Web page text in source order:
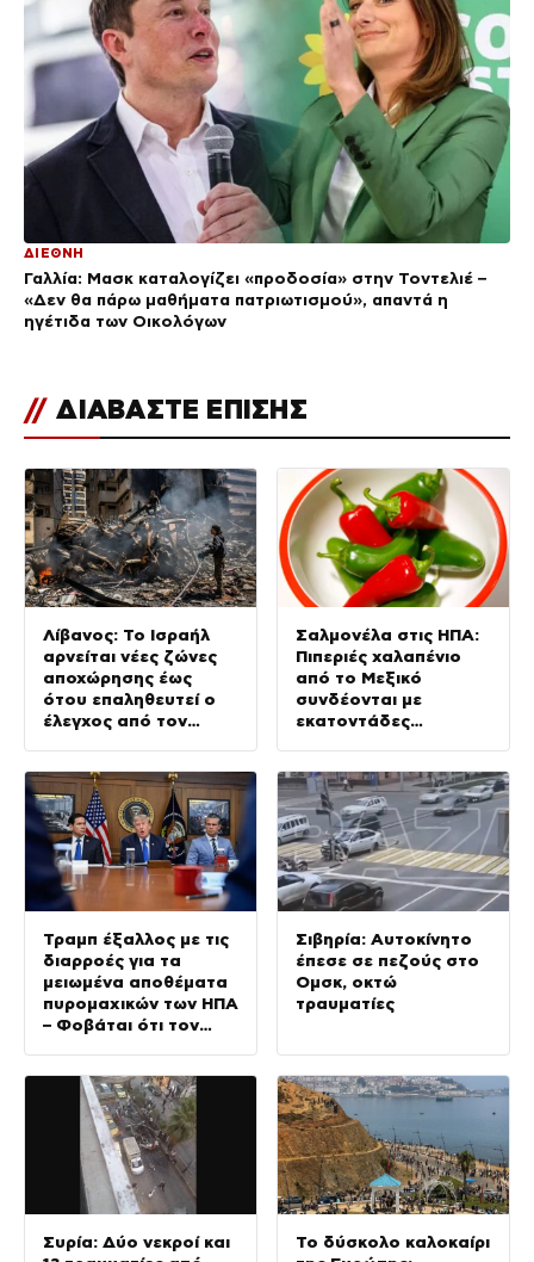
ΔΙΕΘΝΗ
Γαλλία: Μασκ καταλογίζει «προδοσία» στην Τοντελιέ –
«Δεν θα πάρω μαθήματα πατριωτισμού», απαντά η
ηγέτιδα των Οικολόγων
// ΔΙΑΒΑΣΤΕ ΕΠΙΣΗΣ
Λίβανος: Το Ισραήλ
αρνείται νέες ζώνες
αποχώρησης έως
ότου επαληθευτεί ο
έλεγχος από τον
Σαλμονέλα στις ΗΠΑ:
Πιπεριές χαλαπένιο
από το Μεξικό
συνδέονται με
εκατοντάδες
Τραμπ έξαλλος με τις
διαρροές για τα
μειωμένα αποθέματα
πυρομαχικών των ΗΠΑ
– Φοβάται ότι τον
Σιβηρία: Αυτοκίνητο
έπεσε σε πεζούς στο
Ομσκ, οκτώ
τραυματίες
Συρία: Δύο νεκροί και
Το δύσκολο καλοκαίρι